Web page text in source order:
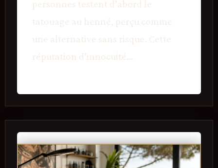
personnes testent d’abord le
tatouage au henné, perçu comme
une alternative sans risque. Cette
réputation d’innocuité…